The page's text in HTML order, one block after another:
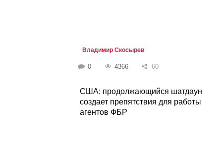
Владимир Скосырев
0 4366 60
США: продолжающийся шатдаун
создает препятствия для работы
агентов ФБР